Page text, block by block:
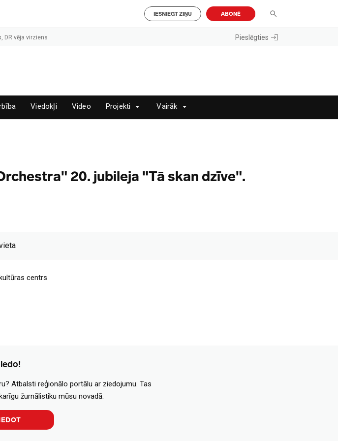
IESNIEGT ZIŅU ABONĒ
DR vēja virziens Pieslēgties
Viedokļi Video Projekti Vairāk
20. jubileja "Tā skan dzīve".
centrs
Atbalsti reģionālo portālu ar ziedojumu. Tas
žurnālistiku mūsu novadā.